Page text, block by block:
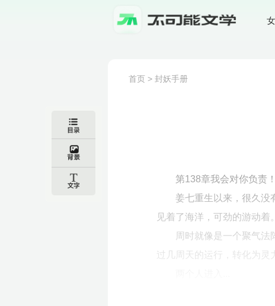
首页 > 封妖手册
第138章我会对你负责！
姜七重生以来，很久没
见着了海洋，可劲的游动着。
周时就像是一个聚气
过几周天的运行，转化为灵